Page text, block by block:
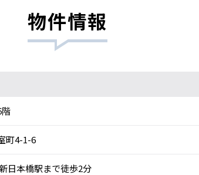
物件情報
町4-1-6
日本橋駅まで徒歩2分